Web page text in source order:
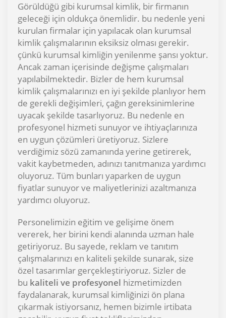
Görüldüğü gibi kurumsal kimlik, bir firmanın
geleceği için oldukça önemlidir. bu nedenle yeni
kurulan firmalar için yapılacak olan kurumsal
kimlik çalışmalarının eksiksiz olması gerekir.
çünkü kurumsal kimliğin yenilenme şansı yoktur.
Ancak zaman içerisinde değişme çalışmaları
yapılabilmektedir. Bizler de hem kurumsal
kimlik çalışmalarınızı en iyi şekilde planlıyor hem
de gerekli değişimleri, çağın gereksinimlerine
uyacak şekilde tasarlıyoruz. Bu nedenle en
profesyonel hizmeti sunuyor ve ihtiyaçlarınıza
en uygun çözümleri üretiyoruz. Sizlere
verdiğimiz sözü zamanında yerine getirerek,
vakit kaybetmeden, adınızı tanıtmanıza yardımcı
oluyoruz. Tüm bunları yaparken de uygun
fiyatlar sunuyor ve maliyetlerinizi azaltmanıza
yardımcı oluyoruz.
Personelimizin eğitim ve gelişime önem
vererek, her birini kendi alanında uzman hale
getiriyoruz. Bu sayede, reklam ve tanıtım
çalışmalarınızı en kaliteli şekilde sunarak, size
özel tasarımlar gerçekleştiriyoruz. Sizler de
bu kaliteli ve profesyonel hizmetimizden
faydalanarak, kurumsal kimliğinizi ön plana
çıkarmak istiyorsanız, hemen bizimle irtibata